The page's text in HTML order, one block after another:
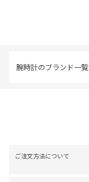
腕時計のブランド一覧
ご注文方法について